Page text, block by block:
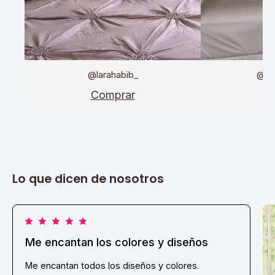
@larahabib_
Comprar
Lo que dicen de nosotros
Me encantan los colores y diseños
Me encantan todos los diseños y colores.